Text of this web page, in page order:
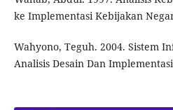
ke Implementasi Kebijakan
Wahyono, Teguh. 2004. Sistem
Analisis Desain Dan